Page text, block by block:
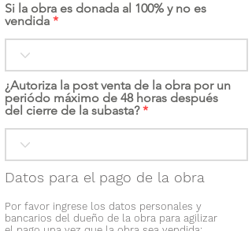
Si la obra es donada al 100% y no es
vendida
¿Autoriza la post venta de la obra por un
periódo máximo de 48 horas después
del cierre de la subasta?
Datos para el pago de la obra
Por favor ingrese los datos personales y
bancarios del dueño de la obra para agilizar